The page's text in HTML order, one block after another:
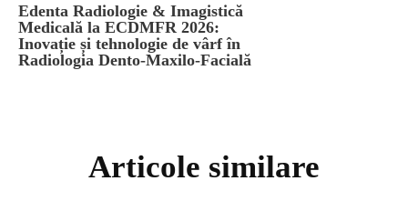
Edenta Radiologie & Imagistică
Medicală la ECDMFR 2026:
Inovație și tehnologie de vârf în
Radiologia Dento-Maxilo-Facială
Articole similare